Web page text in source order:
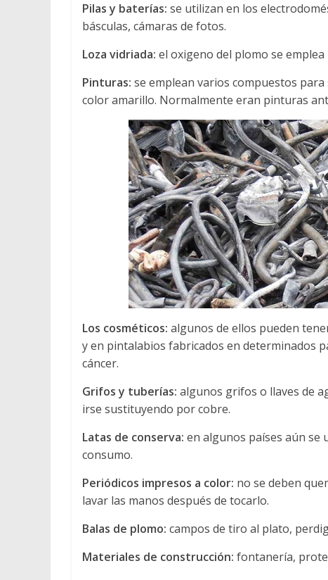
Pilas y baterías: se utilizan en los
básculas, cámaras de fotos.
Loza vidriada: el oxigeno del plomo se
Pinturas: se emplean varios compuestos
color amarillo. Normalmente eran pinturas
Los cosméticos: algunos de ellos pueden
y en pintalabios fabricados en determinados
cáncer.
Grifos y tuberías: algunos grifos o llaves de
irse sustituyendo por cobre.
Latas de conserva: en algunos países aún se
consumo.
Periódicos impresos a color: no se deben
lavar las manos después de tocarlo.
Balas de plomo: campos de tiro al plato,
Materiales de construcción: fontanería,